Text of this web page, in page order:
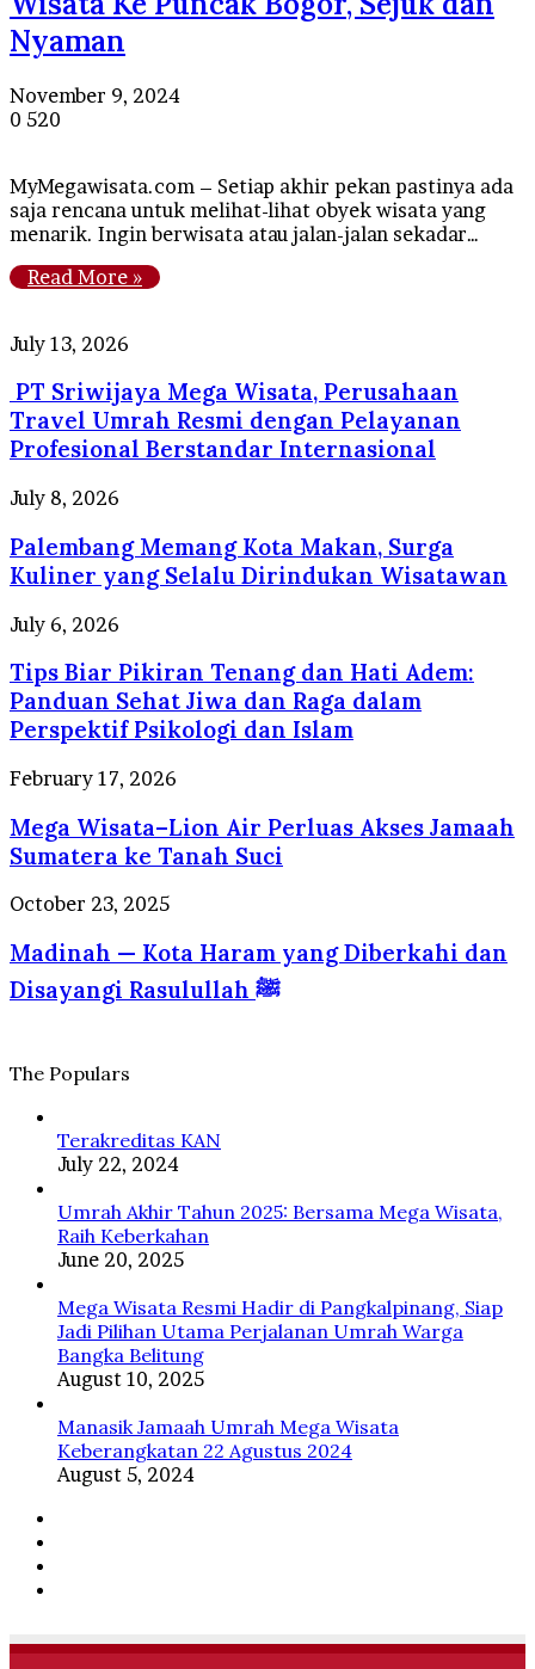
Nyaman
November 9, 2024
0 520
MyMegawisata.com – Setiap akhir pekan pastinya ada
saja rencana untuk melihat-lihat obyek wisata yang
menarik. Ingin berwisata atau jalan-jalan sekadar…
Read More »
PT
Mega
Wisata,
Perusahaan
Travel
Umrah
Resmi
dengan
Pelayanan
Profesional
Internasional
July 13, 2026
PT Sriwijaya Mega Wisata, Perusahaan
Travel Umrah Resmi dengan Pelayanan
Profesional Berstandar Internasional
Palembang
Kota
Makan,
Surga
Kuliner
yang
Selalu
Dirindukan
Wisatawan
July 8, 2026
Palembang Memang Kota Makan, Surga
Kuliner yang Selalu Dirindukan Wisatawan
Tips
Pikiran
Tenang
dan
Hati
Adem:
Panduan
Sehat
Jiwa
dan
dalam
Psikologi
dan
Islam
July 6, 2026
Tips Biar Pikiran Tenang dan Hati Adem:
Panduan Sehat Jiwa dan Raga dalam
Perspektif Psikologi dan Islam
Mega
Lion
Air
Perluas
Akses
Sumatera
ke
Tanah
February 17, 2026
Mega Wisata–Lion Air Perluas Akses Jamaah
Sumatera ke Tanah Suci
Madinah
Kota
Haram
yang
Disayangi
October 23, 2025
Madinah — Kota Haram yang Diberkahi dan
Disayangi Rasulullah ﷺ
The Populars
Terakreditas KAN
July 22, 2024
Umrah Akhir Tahun 2025: Bersama Mega Wisata,
Raih Keberkahan
June 20, 2025
Mega Wisata Resmi Hadir di Pangkalpinang, Siap
Jadi Pilihan Utama Perjalanan Umrah Warga
Bangka Belitung
August 10, 2025
Manasik Jamaah Umrah Mega Wisata
Keberangkatan 22 Agustus 2024
August 5, 2024